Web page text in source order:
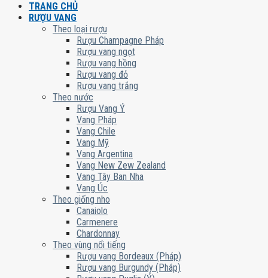
TRANG CHỦ
RƯỢU VANG
Theo loại rượu
Rượu Champagne Pháp
Rượu vang ngọt
Rượu vang hồng
Rượu vang đỏ
Rượu vang trắng
Theo nước
Rượu Vang Ý
Vang Pháp
Vang Chile
Vang Mỹ
Vang Argentina
Vang New Zew Zealand
Vang Tây Ban Nha
Vang Úc
Theo giống nho
Canaiolo
Carmenere
Chardonnay
Theo vùng nổi tiếng
Rượu vang Bordeaux (Pháp)
Rượu vang Burgundy (Pháp)